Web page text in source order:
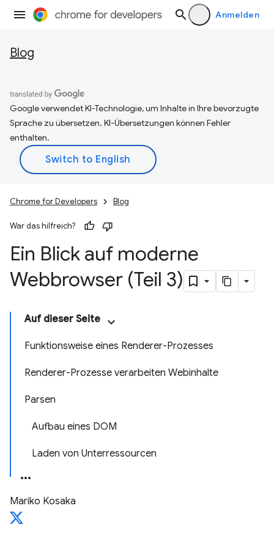
Anmelden
Blog
Google verwendet KI-Technologie, um Inhalte in Ihre bevorzugte
Sprache zu übersetzen. KI-Übersetzungen können Fehler
enthalten.
Chrome for Developers Blog
War das hilfreich?
Ein Blick auf moderne
Webbrowser (Teil 3)
Auf dieser Seite
Funktionsweise eines Renderer-Prozesses
Renderer-Prozesse verarbeiten Webinhalte
Parsen
Aufbau eines DOM
Laden von Unterressourcen
Mariko Kosaka